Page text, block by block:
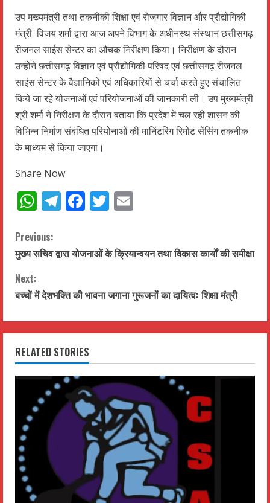
उप मख्यमंत्री तथा तकनीकी शिक्षा एवं रोजगार विज्ञान और प्रौद्योगिकी
मंत्री विजय शर्मा द्वारा आज अपने विभाग के अधीनस्थ संस्थान छत्तीसगढ़
रीजनल साईस सेन्टर का औचक निरीक्षण किया। निरीक्षण के दौरान
उन्होंने छत्तीसगढ़ विज्ञान एवं प्रौद्योगिकी परिषद एवं छत्तीसगढ़ रीजनल
साइंस सेन्टर के वैज्ञानिकों एवं अधिकारियों से चर्चा करते हुए संचालित
किये जा रहे योजनाओं एवं परियोजनाओं की जानकारी ली। उप मुख्यमंत्री
श्री शर्मा ने निरीक्षण के दौरान बताया कि प्रदेश में चल रही शासन की
विभिन्न निर्माण संबंधित परियोनाओं की मानिंटरिंग रिमोट सेंसिंग तकनीक
के माध्यम से किया जाएगा।
Share Now
WhatsApp
Telegram
Facebook
Twitter
C
o
n
t
i
n
R
e
Previous:
मुख्य सचिव द्वारा योजनाओं के क्रियान्वयन तथा विकास कार्यों की समीक्षा
Next:
बच्चों में देशभक्ति की भावना जगाना गुरूजनों का दायित्व: शिक्षा मंत्री
RELATED STORIES